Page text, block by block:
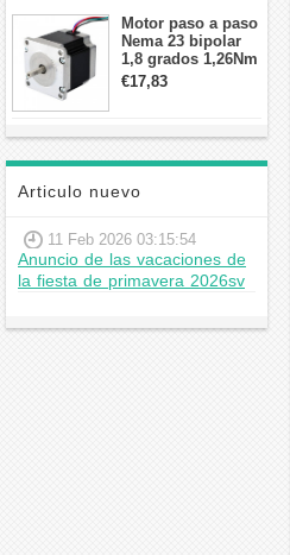
Motor paso a paso
Nema 23 bipolar
1,8 grados 1,26Nm
2,8A 2,5V
57x57x56mm 4
€17,83
Articulo nuevo
11 Feb 2026 03:15:54
Anuncio de las vacaciones de
la fiesta de primavera 2026sv